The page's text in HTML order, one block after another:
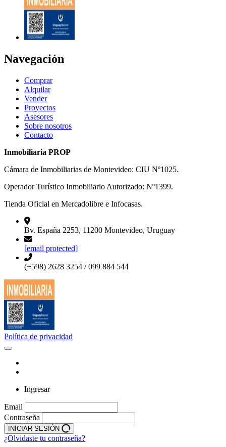
Navegación
Comprar
Alquilar
Vender
Proyectos
Asesores
Sobre nosotros
Contacto
Inmobiliaria PROP
Cámara de Inmobiliarias de Montevideo: CIU Nº1025.
Operador Turístico Inmobiliario Autorizado: Nº1399.
Tienda Oficial en Mercadolibre e Infocasas.
Bv. España 2253, 11200 Montevideo, Uruguay
[email protected]
(+598) 2628 3254 / 099 884 544
Política de privacidad
Ingresar
Email
Contraseña
INICIAR SESIÓN
¿Olvidaste tu contraseña?